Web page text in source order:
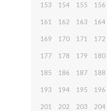
153 154 155 156
161 162 163 164
169 170 171 172
177 178 179 180
185 186 187 188
193 194 195 196
201 202 203 204